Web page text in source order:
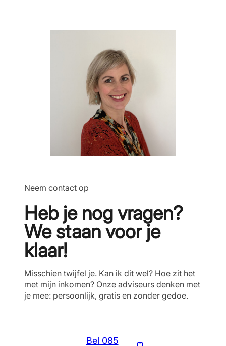
Neem contact op
Heb je nog vragen?
We staan voor je
klaar!
Misschien twijfel je. Kan ik dit wel? Hoe zit het
met mijn inkomen? Onze adviseurs denken met
je mee: persoonlijk, gratis en zonder gedoe.
Bel 085